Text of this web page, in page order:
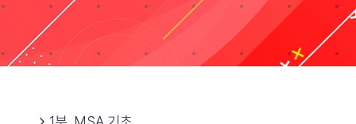
자료실
기술지원
회사